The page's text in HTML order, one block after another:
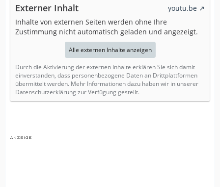
Externer Inhalt
youtu.be
Inhalte von externen Seiten werden ohne Ihre
Zustimmung nicht automatisch geladen und angezeigt.
Alle externen Inhalte anzeigen
Durch die Aktivierung der externen Inhalte erklären Sie sich damit
einverstanden, dass personenbezogene Daten an Drittplattformen
übermittelt werden. Mehr Informationen dazu haben wir in unserer
Datenschutzerklärung zur Verfügung gestellt.